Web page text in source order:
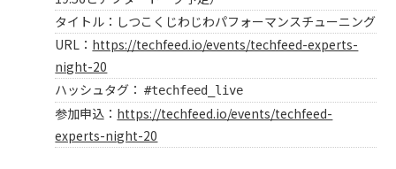
タイトル：しつこくじわじわパフォーマンスチューニング
URL： https://techfeed.io/events/techfeed-experts-
night-20
ハッシュタグ：#techfeed_live
参加申込： https://techfeed.io/events/techfeed-
experts-night-20